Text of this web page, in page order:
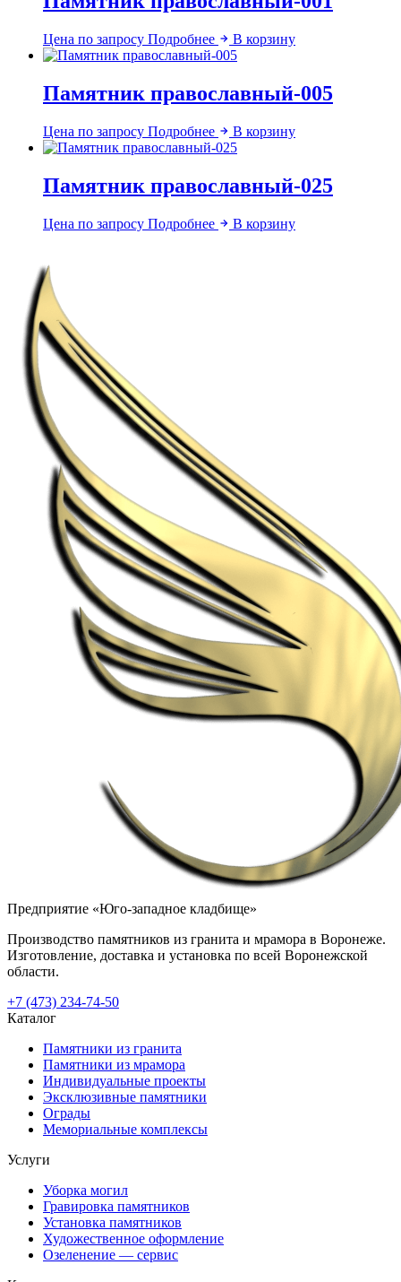
Цена по запросу Подробнее В корзину
Памятник православный-005
Цена по запросу Подробнее В корзину
Памятник православный-025
Цена по запросу Подробнее В корзину
Предприятие «Юго-западное кладбище»
Производство памятников из гранита и мрамора в Воронеже.
Изготовление, доставка и установка по всей Воронежской
области.
+7 (473) 234-74-50
Каталог
Памятники из гранита
Памятники из мрамора
Индивидуальные проекты
Эксклюзивные памятники
Ограды
Мемориальные комплексы
Услуги
Уборка могил
Гравировка памятников
Установка памятников
Художественное оформление
Озеленение — сервис